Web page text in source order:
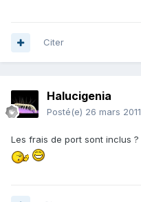
Citer
Halucigenia
Posté(e) 26 mars 2011
Les frais de port sont inclus ?